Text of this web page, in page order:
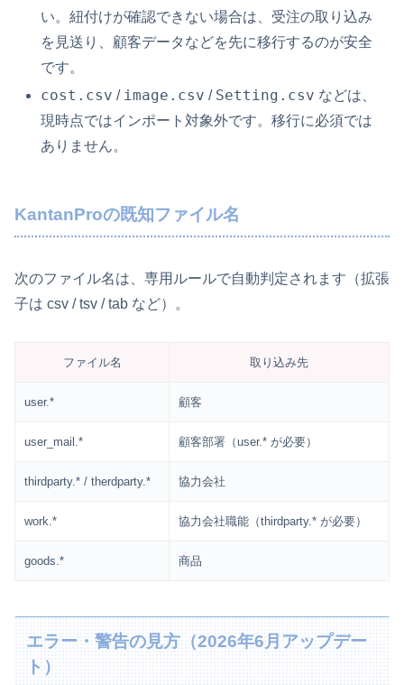
い。紐付けが確認できない場合は、受注の取り込み
を見送り、顧客データなどを先に移行するのが安全
です。
cost.csv / image.csv / Setting.csv などは、
現時点ではインポート対象外です。移行に必須では
ありません。
KantanProの既知ファイル名
次のファイル名は、専用ルールで自動判定されます（拡張
子は csv / tsv / tab など）。
ファイル名 取り込み先
user.* 顧客
user_mail.* 顧客部署（user.* が必要）
thirdparty.* / therdparty.* 協力会社
work.* 協力会社職能（thirdparty.* が必要）
goods.* 商品
エラー・警告の見方（2026年6月アップデー
ト）